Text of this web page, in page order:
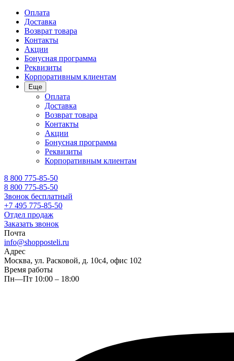
Оплата
Доставка
Возврат товара
Контакты
Акции
Бонусная программа
Реквизиты
Корпоративным клиентам
Еще
Оплата
Доставка
Возврат товара
Контакты
Акции
Бонусная программа
Реквизиты
Корпоративным клиентам
8 800 775-85-50
8 800 775-85-50
Звонок бесплатный
+7 495 775-85-50
Отдел продаж
Заказать звонок
Почта
info@shopposteli.ru
Адрес
Москва, ул. Расковой, д. 10с4, офис 102
Время работы
Пн—Пт 10:00 – 18:00